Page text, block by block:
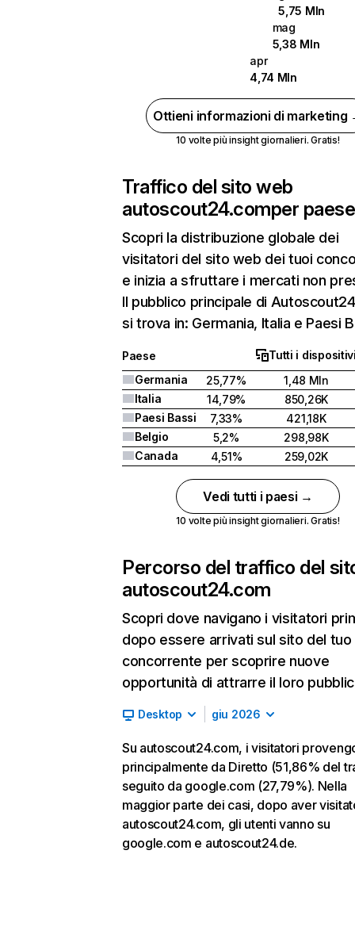
5,75 Mln
mag
5,38 Mln
apr
4,74 Mln
Ottieni informazioni di marketing
10 volte più insight giornalieri. Gratis!
Traffico del sito web
autoscout24.comper paese
Scopri la distribuzione globale dei
visitatori del sito web dei tuoi
e inizia a sfruttare i mercati non
Il pubblico principale di
si trova in: Germania, Italia e Paesi
Paese
Tutti i
Germania
25,77%
1,48 Mln
Italia
14,79%
850,26K
Paesi Bassi
7,33%
421,18K
Belgio
5,2%
298,98K
Canada
4,51% 259,02K
Vedi tutti i paesi →
10 volte più insight giornalieri. Gratis!
Percorso del traffico del
autoscout24.com
Scopri dove navigano i visitatori
dopo essere arrivati sul sito del tuo
concorrente per scoprire nuove
opportunità di attrarre il loro
Desktop giu 2026
Su autoscout24.com, i visitatori
principalmente da Diretto (51,86% del
seguito da google.com (27,79%). Nella
maggior parte dei casi, dopo aver
autoscout24.com, gli utenti vanno su
google.com e autoscout24.de.